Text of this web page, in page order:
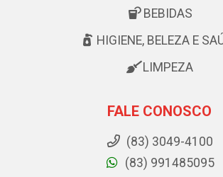
BEBIDAS
HIGIENE, BELEZA E
LIMPEZA
FALE CONOSCO
(83) 3049-4100
(83) 991485095